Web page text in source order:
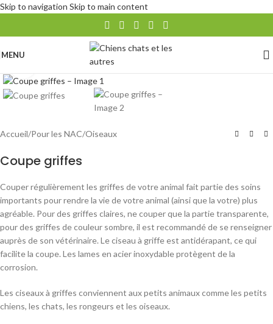
Skip to navigation Skip to main content
MENU
Accueil/Pour les NAC/Oiseaux
Coupe griffes
Couper régulièrement les griffes de votre animal fait partie des soins
importants pour rendre la vie de votre animal (ainsi que la votre) plus
agréable. Pour des griffes claires, ne couper que la partie transparente,
pour des griffes de couleur sombre, il est recommandé de se renseigner
auprès de son vétérinaire. Le ciseau à griffe est antidérapant, ce qui
facilite la coupe. Les lames en acier inoxydable protègent de la
corrosion.
Les ciseaux à griffes conviennent aux petits animaux comme les petits
chiens, les chats, les rongeurs et les oiseaux.